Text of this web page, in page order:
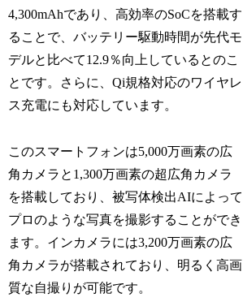
4,300mAhであり、高効率のSoCを搭載す
ることで、バッテリー駆動時間が先代モ
デルと比べて12.9％向上しているとのこ
とです。さらに、Qi規格対応のワイヤレ
ス充電にも対応しています。
このスマートフォンは5,000万画素の広
角カメラと1,300万画素の超広角カメラ
を搭載しており、被写体検出AIによって
プロのような写真を撮影することができ
ます。インカメラには3,200万画素の広
角カメラが搭載されており、明るく高画
質な自撮りが可能です。